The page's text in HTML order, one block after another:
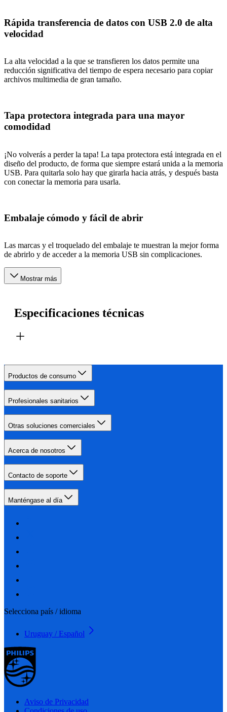
Rápida transferencia de datos con USB 2.0 de alta
velocidad
La alta velocidad a la que se transfieren los datos permite una
reducción significativa del tiempo de espera necesario para copiar
archivos multimedia de gran tamaño.
Tapa protectora integrada para una mayor
comodidad
¡No volverás a perder la tapa! La tapa protectora está integrada en el
diseño del producto, de forma que siempre estará unida a la memoria
USB. Para quitarla solo hay que girarla hacia atrás, y después basta
con conectar la memoria para usarla.
Embalaje cómodo y fácil de abrir
Las marcas y el troquelado del embalaje te muestran la mejor forma
de abrirlo y de acceder a la memoria USB sin complicaciones.
Mostrar más
Especificaciones técnicas
Productos de consumo
Profesionales sanitarios
Otras soluciones comerciales
Acerca de nosotros
Contacto de soporte
Manténgase al día
Selecciona país / idioma
Uruguay / Español
Aviso de Privacidad